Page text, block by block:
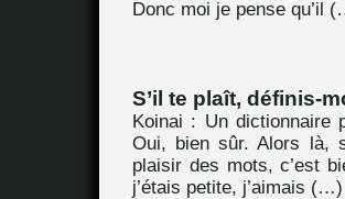
Donc moi je pense qu’il
S’il te plaît, définis-
Koinai : Un dictionnaire
Oui, bien sûr. Alors là,
plaisir des mots, c’est
j’étais petite, j’aimais (…)